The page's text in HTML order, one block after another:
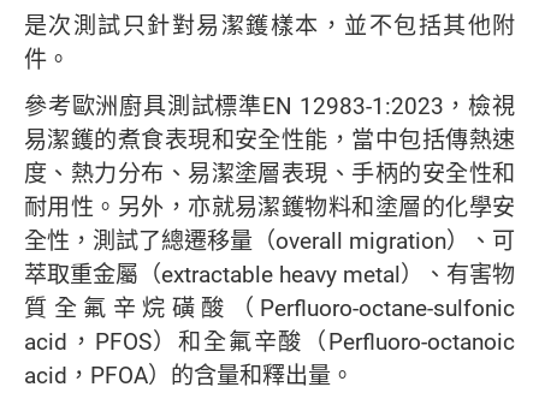
是次測試只針對易潔鑊樣本，並不包括其他附
件。
參考歐洲廚具測試標準EN 12983-1:2023，檢視
易潔鑊的煮食表現和安全性能，當中包括傳熱速
度、熱力分布、易潔塗層表現、手柄的安全性和
耐用性。另外，亦就易潔鑊物料和塗層的化學安
全性，測試了總遷移量（overall migration）、可
萃取重金屬（extractable heavy metal）、有害物
質全氟辛烷磺酸（Perfluoro-octane-sulfonic
acid，PFOS）和全氟辛酸（Perfluoro-octanoic
acid，PFOA）的含量和釋出量。